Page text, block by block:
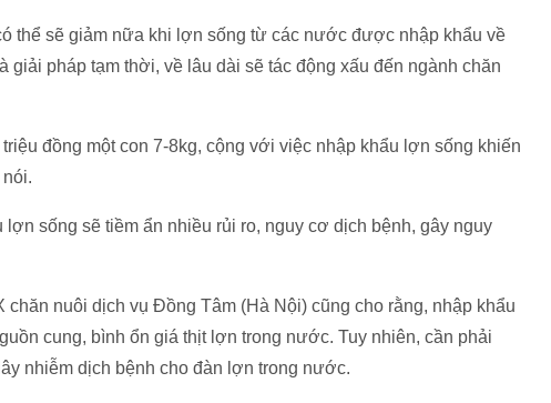
thể sẽ giảm nữa khi lợn sống từ các nước được nhập khẩu về
giải pháp tạm thời, về lâu dài sẽ tác động xấu đến ngành chăn
đồng một con 7-8kg, cộng với việc nhập khẩu lợn sống khiến
sống sẽ tiềm ẩn nhiều rủi ro, nguy cơ dịch bệnh, gây nguy
nuôi dịch vụ Đồng Tâm (Hà Nội) cũng cho rằng, nhập khẩu
cung, bình ổn giá thịt lợn trong nước. Tuy nhiên, cần phải
nhiễm dịch bệnh cho đàn lợn trong nước.